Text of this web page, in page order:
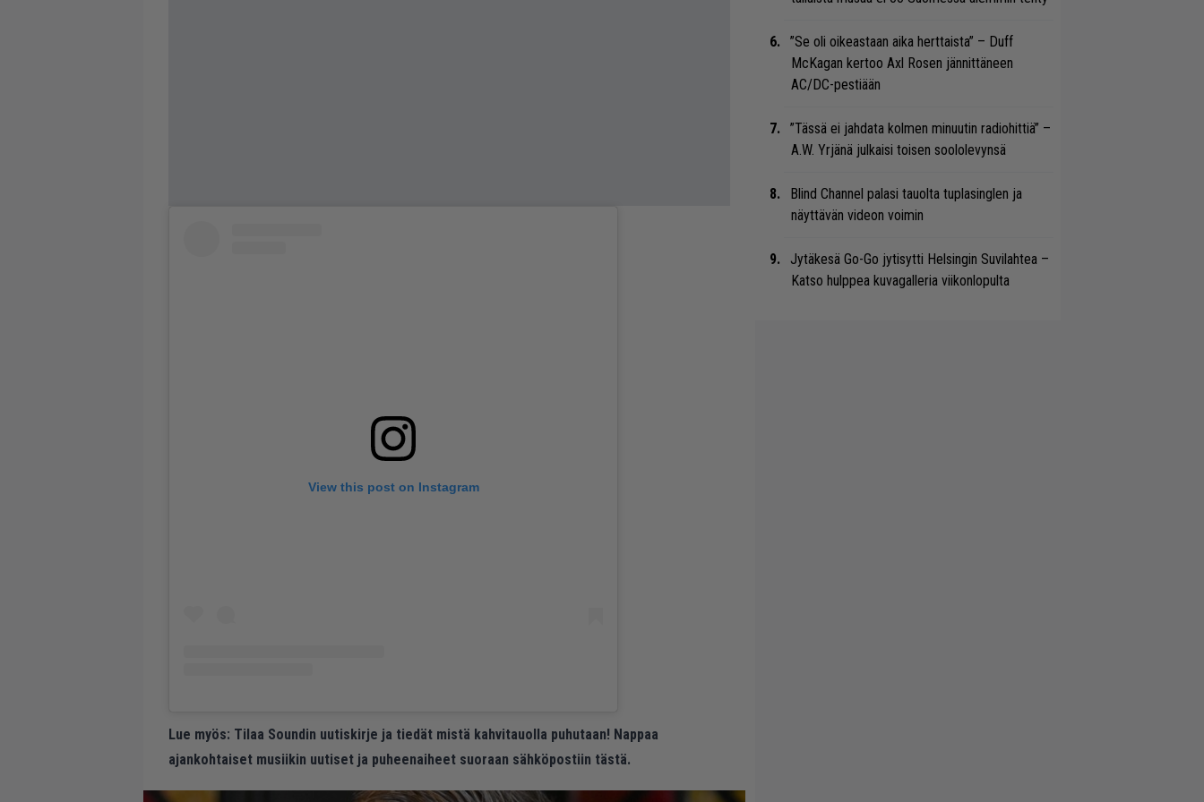
View this post on Instagram
Lue myös: Tilaa Soundin uutiskirje ja tiedät mistä kahvitauolla puhutaan! Nappaa
ajankohtaiset musiikin uutiset ja puheenaiheet suoraan sähköpostiin tästä.
”Se oli oikeastaan aika herttaista” – Duff
McKagan kertoo Axl Rosen jännittäneen
AC/DC-pestiään
”Tässä ei jahdata kolmen minuutin radiohittiä” –
A.W. Yrjänä julkaisi toisen soololevynsä
Blind Channel palasi tauolta tuplasinglen ja
näyttävän videon voimin
Jytäkesä Go-Go jytisytti Helsingin Suvilahtea –
Katso hulppea kuvagalleria viikonlopulta